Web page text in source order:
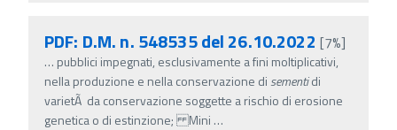
PDF: D.M. n. 548535 del 26.10.2022 [7%]
… pubblici impegnati, esclusivamente a fini moltiplicativi,
nella produzione e nella conservazione di sementidi
varietÃ da conservazione soggette a rischio di erosione
genetica o di estinzione; Mini …